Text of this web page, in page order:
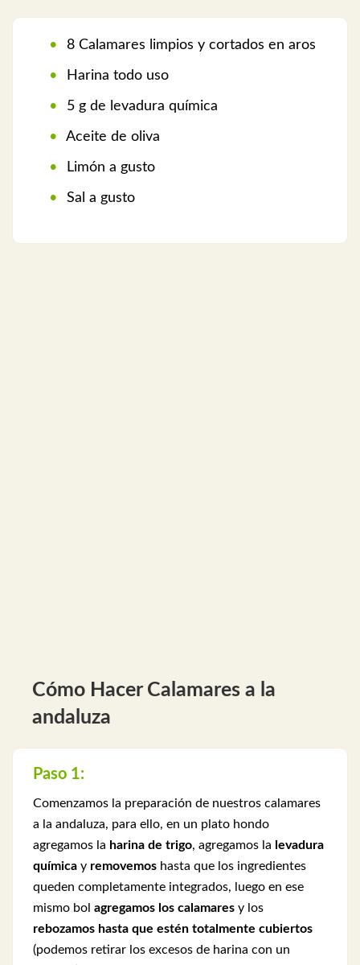
8 Calamares limpios y cortados en aros
Harina todo uso
5 g de levadura química
Aceite de oliva
Limón a gusto
Sal a gusto
Cómo Hacer Calamares a la
andaluza
Paso 1:
Comenzamos la preparación de nuestros calamares
a la andaluza, para ello, en un plato hondo
agregamos la harina de trigo, agregamos la levadura
química y removemos hasta que los ingredientes
queden completamente integrados, luego en ese
mismo bol agregamos los calamares y los
rebozamos hasta que estén totalmente cubiertos
(podemos retirar los excesos de harina con un